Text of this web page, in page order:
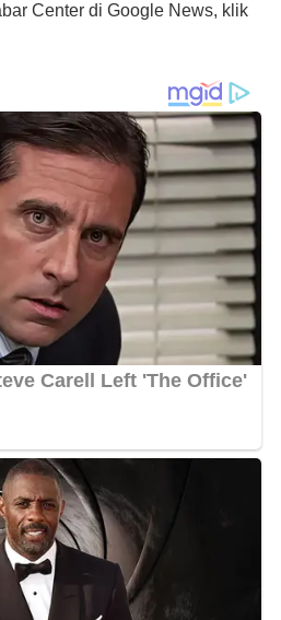
Center di Google News, klik